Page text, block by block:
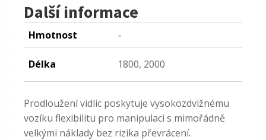
Další informace
Hmotnost -
Délka 1800, 2000
Prodloužení vidlic poskytuje vysokozdvižnému
vozíku flexibilitu pro manipulaci s mimořádně
velkými náklady bez rizika převrácení.